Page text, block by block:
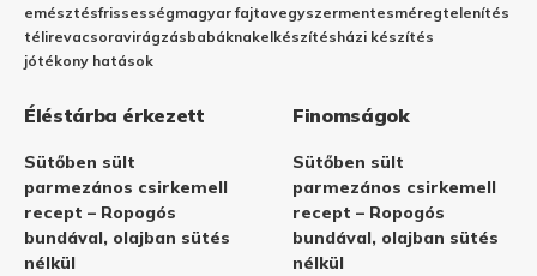
emésztésfrissességmagyar fajtavegyszermentesméregtelenítés
télirevacsoravirágzásbabáknakelkészítésházi készítés
jótékony hatások
Éléstárba érkezett
Sütőben sült
parmezános csirkemell
recept – Ropogós
bundával, olajban sütés
nélkül
Finomságok
Sütőben sült
parmezános csirkemell
recept – Ropogós
bundával, olajban sütés
nélkül